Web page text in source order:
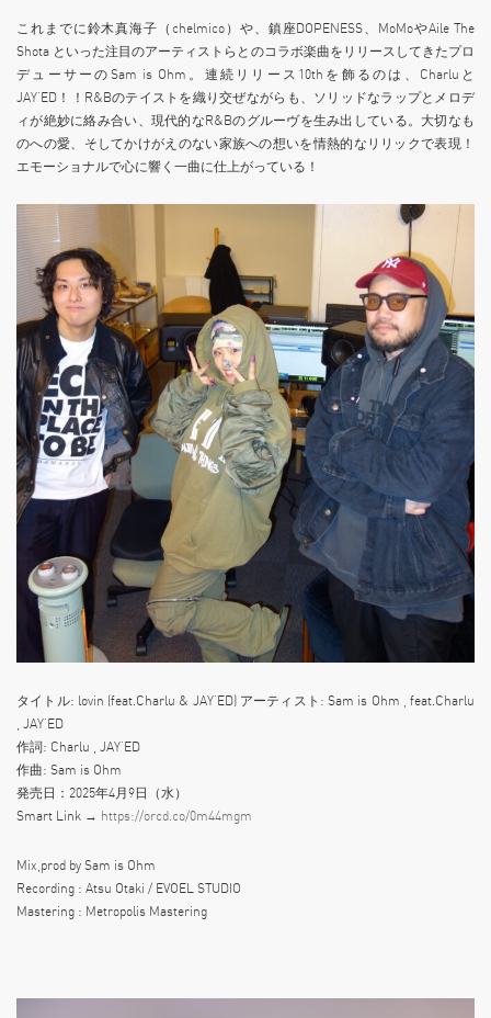
これまでに鈴木真海子（chelmico）や、鎮座DOPENESS、MoMoやAile The
Shota といった注目のアーティストらとのコラボ楽曲をリリースしてきたプロ
デューサーのSam is Ohm。連続リリース10thを飾るのは、Charluと
JAY’ED！！R&Bのテイストを織り交ぜながらも、ソリッドなラップとメロデ
ィが絶妙に絡み合い、現代的なR&Bのグルーヴを生み出している。大切なも
のへの愛、そしてかけがえのない家族への想いを情熱的なリリックで表現！
エモーショナルで心に響く一曲に仕上がっている！
タイトル: lovin (feat.Charlu & JAY’ED) アーティスト: Sam is Ohm , feat.Charlu
, JAY’ED
作詞: Charlu , JAY’ED
作曲: Sam is Ohm
発売日：2025年4月9日（水）
Smart Link → https://orcd.co/0m44mgm
Mix,prod by Sam is Ohm
Recording : Atsu Otaki / EVOEL STUDIO
Mastering : Metropolis Mastering